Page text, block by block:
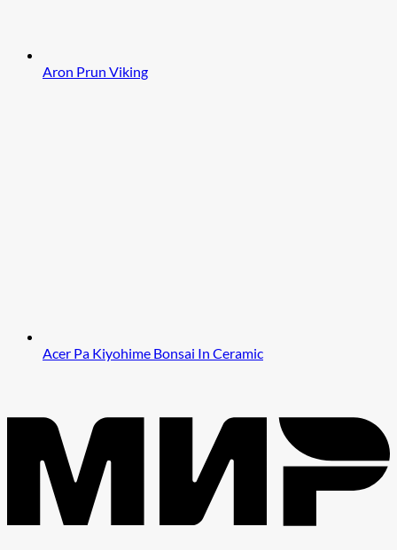
Aron Prun Viking
Acer Pa Kiyohime Bonsai In Ceramic